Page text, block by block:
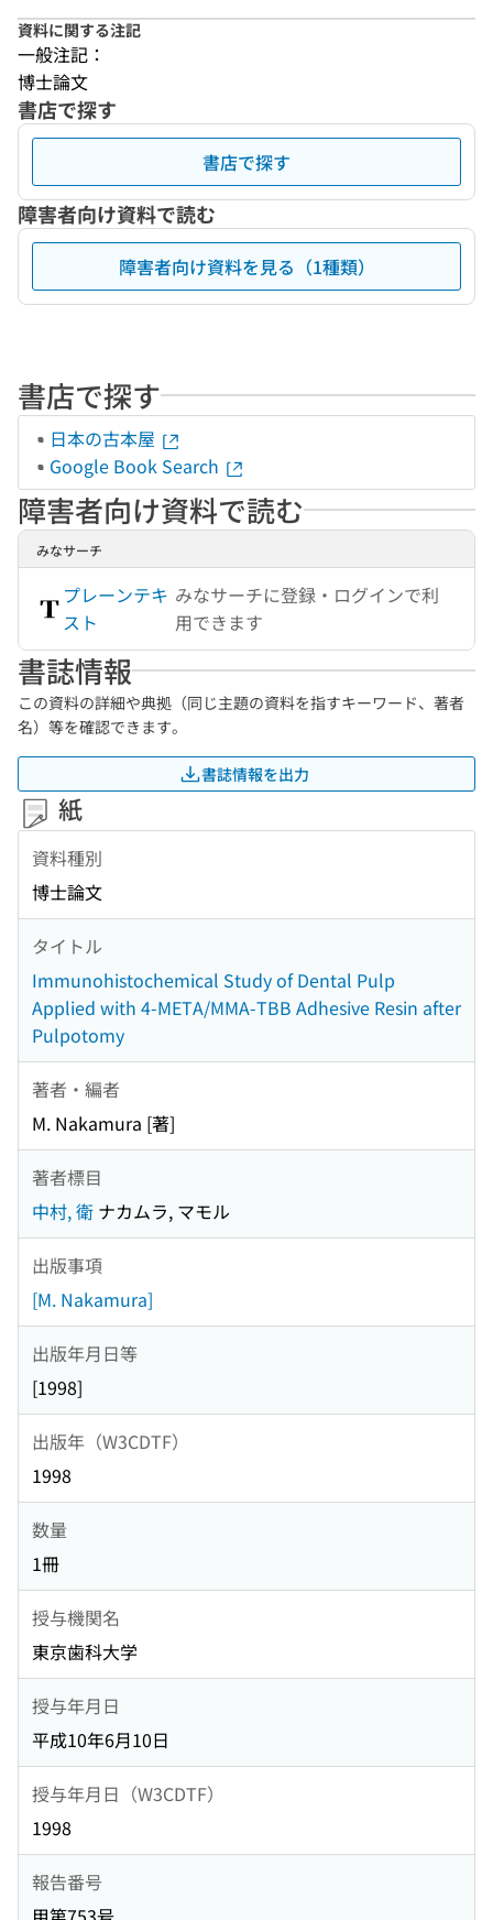
資料に関する注記
一般注記：
博士論文
書店で探す
書店で探す
障害者向け資料で読む
障害者向け資料を見る（1種類）
書店で探す
日本の古本屋
Google Book Search
障害者向け資料で読む
みなサーチ
プレーンテキ
スト
みなサーチに登録・ログインで利
用できます
書誌情報
この資料の詳細や典拠（同じ主題の資料を指すキーワード、著者
名）等を確認できます。
書誌情報を出力
紙
資料種別
博士論文
タイトル
Immunohistochemical Study of Dental Pulp
Applied with 4-META/MMA-TBB Adhesive Resin after
Pulpotomy
著者・編者
M. Nakamura [著]
著者標目
中村, 衛 ナカムラ, マモル
出版事項
[M. Nakamura]
出版年月日等
[1998]
出版年（W3CDTF）
1998
数量
1冊
授与機関名
東京歯科大学
授与年月日
平成10年6月10日
授与年月日（W3CDTF）
1998
報告番号